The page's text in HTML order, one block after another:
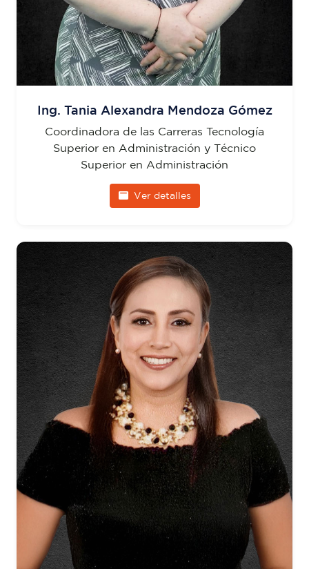
Ing. Tania Alexandra Mendoza Gómez
Coordinadora de las Carreras Tecnología
Superior en Administración y Técnico
Superior en Administración
Ver detalles